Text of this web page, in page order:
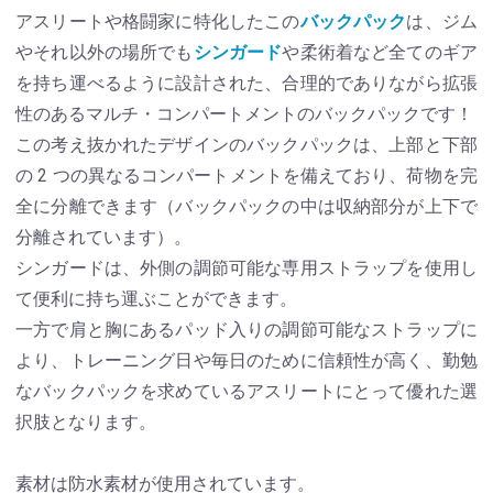
アスリートや格闘家に特化したこのバックパックは、ジム
やそれ以外の場所でも シンガードや柔術着など全てのギア
を持ち運べるように設計された、合理的でありながら拡張
性のあるマルチ・コンパートメントのバックパックです！
この考え抜かれたデザインのバックパックは、上部と下部
の 2 つの異なるコンパートメントを備えており、荷物を完
全に分離できます（バックパックの中は収納部分が上下で
分離されています）。
シンガードは、外側の調節可能な専用ストラップを使用し
て便利に持ち運ぶことができます。
一方で肩と胸にあるパッド入りの調節可能なストラップに
より、トレーニング日や毎日のために信頼性が高く、勤勉
なバックパックを求めているアスリートにとって優れた選
択肢となります。
素材は防水素材が使用されています。